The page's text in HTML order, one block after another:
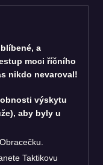
a
moci říčního
nikdo nevaroval!
výskytu
aby byly u
Taktikovu